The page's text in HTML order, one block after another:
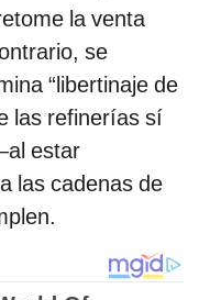
la venta
se
“libertinaje de
las refinerías sí
estar
las cadenas de